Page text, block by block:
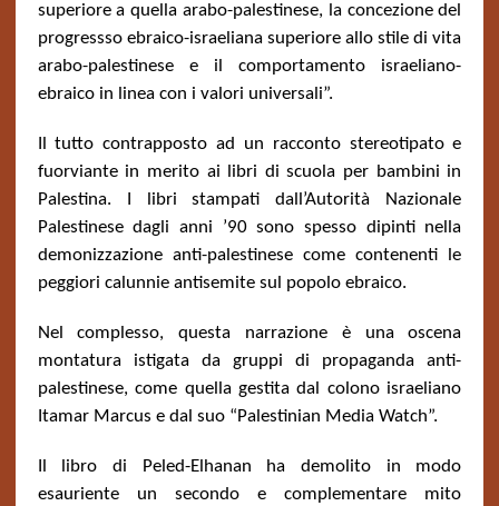
superiore a quella arabo-palestinese, la concezione del
progressso ebraico-israeliana superiore allo stile di vita
arabo-palestinese e il comportamento israeliano-
ebraico in linea con i valori universali”.
Il tutto contrapposto ad un racconto stereotipato e
fuorviante in merito ai libri di scuola per bambini in
Palestina. I libri stampati dall’Autorità Nazionale
Palestinese dagli anni ’90 sono spesso dipinti nella
demonizzazione anti-palestinese come contenenti le
peggiori calunnie antisemite sul popolo ebraico.
Nel complesso, questa narrazione è una oscena
montatura istigata da gruppi di propaganda anti-
palestinese, come quella gestita dal colono israeliano
Itamar Marcus e dal suo “Palestinian Media Watch”.
Il libro di Peled-Elhanan ha demolito in modo
esauriente un secondo e complementare mito